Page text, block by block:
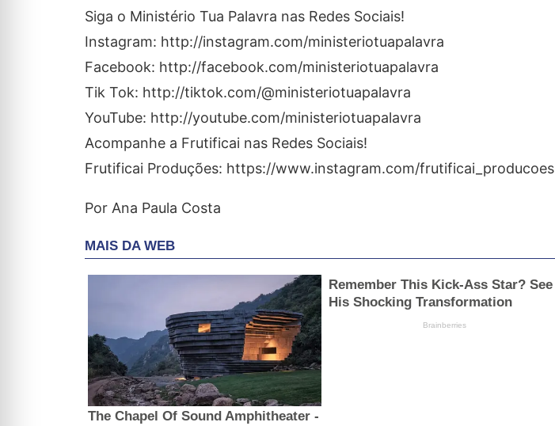
Siga o Ministério Tua Palavra nas Redes Sociais!
Instagram: http://instagram.com/ministeriotuapalavra
Facebook: http://facebook.com/ministeriotuapalavra
Tik Tok: http://tiktok.com/@ministeriotuapalavra
YouTube: http://youtube.com/ministeriotuapalavra
Acompanhe a Frutificai nas Redes Sociais!
Frutificai Produções: https://www.instagram.com/frutificai_producoes
Por Ana Paula Costa